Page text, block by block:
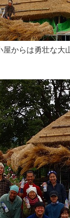
屋からは勇壮な大